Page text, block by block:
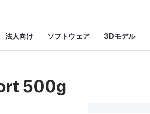
法人向け ソフトウェア 3Dモデル
500g